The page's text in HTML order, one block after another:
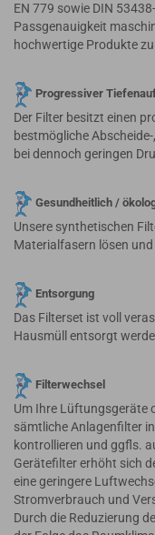
EN 779 sowie DIN
Passgenauigkeit
hochwertige Produkte
Progressiver
Der Filter besitzt einen
bestmögliche
bei dennoch geringen
Gesundheitlich /
Unsere synthetischen
Materialfasern lösen
Entsorgung
Das Filterset ist voll
Hausmüll entsorgt
Filterwechsel
Um Ihre Lüftungsgeräte
sämtliche Anlagenfilter
kontrollieren und ggfls.
Gerätefilter erhöht sich
eine geringere
Stromverbrauch und
Durch die Reduzierung